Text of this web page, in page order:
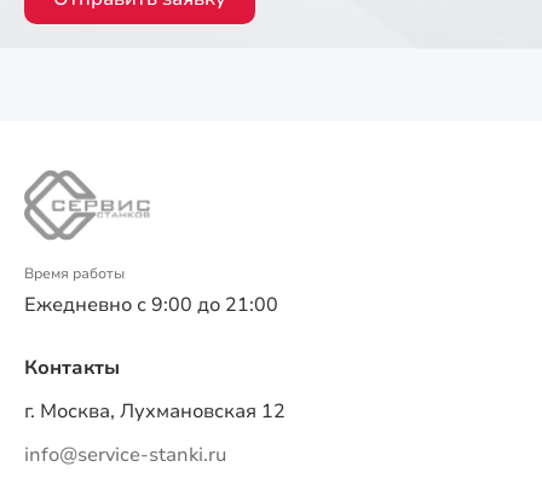
Время работы
Ежедневно с 9:00 до 21:00
Контакты
г. Москва, Лухмановская 12
info@service-stanki.ru